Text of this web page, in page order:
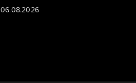
06.08.2026